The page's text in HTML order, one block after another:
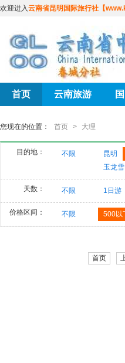
欢迎进入云南省昆明国际旅行社【
首页 云南旅游
您现在的位置： 首页 > 大理
目的地： 不限 昆明
玉龙
天数： 不限 1日游
价格区间： 不限 500以
首页